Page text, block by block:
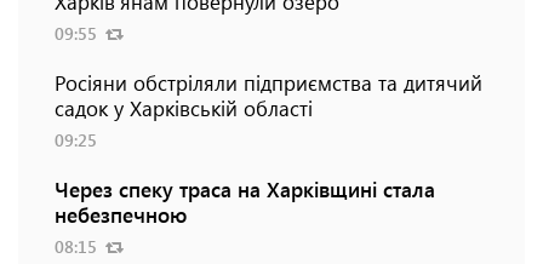
09:55
Росіяни обстріляли підприємства та дитячий
садок у Харківській області
09:25
Через спеку траса на Харківщині стала
небезпечною
08:15